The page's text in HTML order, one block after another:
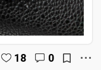
18 0